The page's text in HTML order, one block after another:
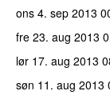
ons 4. sep 2013
fre 23. aug 2013
lør 17. aug 2013
søn 11. aug 2013